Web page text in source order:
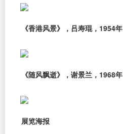
《香港风景》，吕寿琨，1954年
《随风飘逝》，谢景兰，1968年
展览海报